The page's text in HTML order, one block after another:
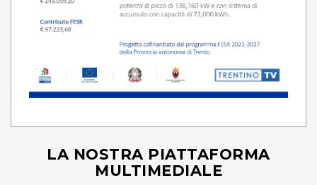
LA NOSTRA PIATTAFORMA
MULTIMEDIALE